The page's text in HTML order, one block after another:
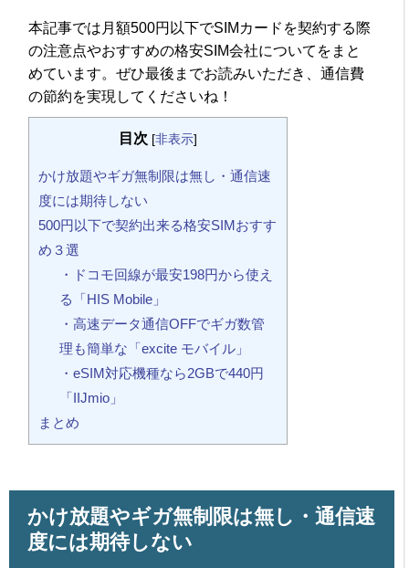
本記事では月額500円以下でSIMカードを契約する際
の注意点やおすすめの格安SIM会社についてをまと
めています。ぜひ最後までお読みいただき、通信費
の節約を実現してくださいね！
目次 [非表示]
かけ放題やギガ無制限は無し・通信速
度には期待しない
500円以下で契約出来る格安SIMおすす
め３選
・ドコモ回線が最安198円から使え
る「HIS Mobile」
・高速データ通信OFFでギガ数管
理も簡単な「excite モバイル」
・eSIM対応機種なら2GBで440円
「IIJmio」
まとめ
かけ放題やギガ無制限は無し・通信速
度には期待しない